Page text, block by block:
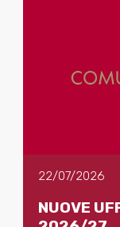
22/07/2026
NUOVE